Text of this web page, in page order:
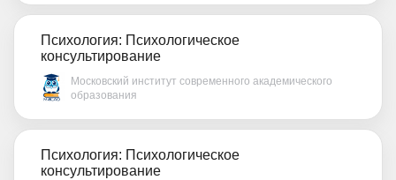
Психология: Психологическое
консультирование
Московский институт современного академического
образования
Психология: Психологическое
консультирование